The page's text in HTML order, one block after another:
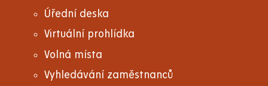
Úřední deska
Virtuální prohlídka
Volná místa
Vyhledávání zaměstnanců